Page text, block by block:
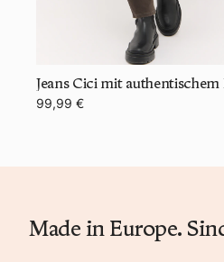
99,99 €
Made in Europe.